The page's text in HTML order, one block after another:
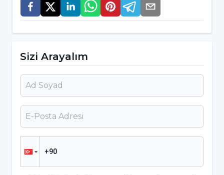
ortaya çıkan edinilmiş nörolojik/nörojenik
konuşma bozuklukları karşılığında
kullanılmaktadır. Çocukluk çağında gözlenen
nöromotor konuşma bozuklukları serebral
palsi ile ilişkilendirilmekte ve “gelişimsel
disartri” olarak tanımlanmaktadır.
Dizartrinin Görülebildiği Hastalıklar
Nelerdir?
1. Serebrovasküler olaylar 2. Travmatik beyin
hasarları 3. Tümörler 4. Serebral palsi 5.
Sizi Arayalım